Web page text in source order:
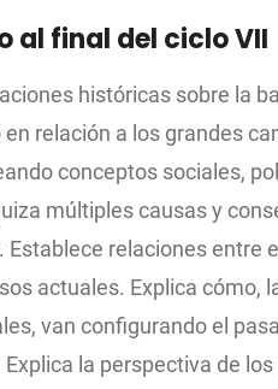
al final del ciclo VII
históricas sobre la
en relación a los grandes
conceptos sociales,
múltiples causas y
Establece relaciones entre
actuales. Explica cómo,
van configurando el
la perspectiva de